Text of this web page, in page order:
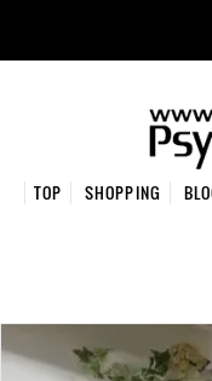
TOP SHOPPING